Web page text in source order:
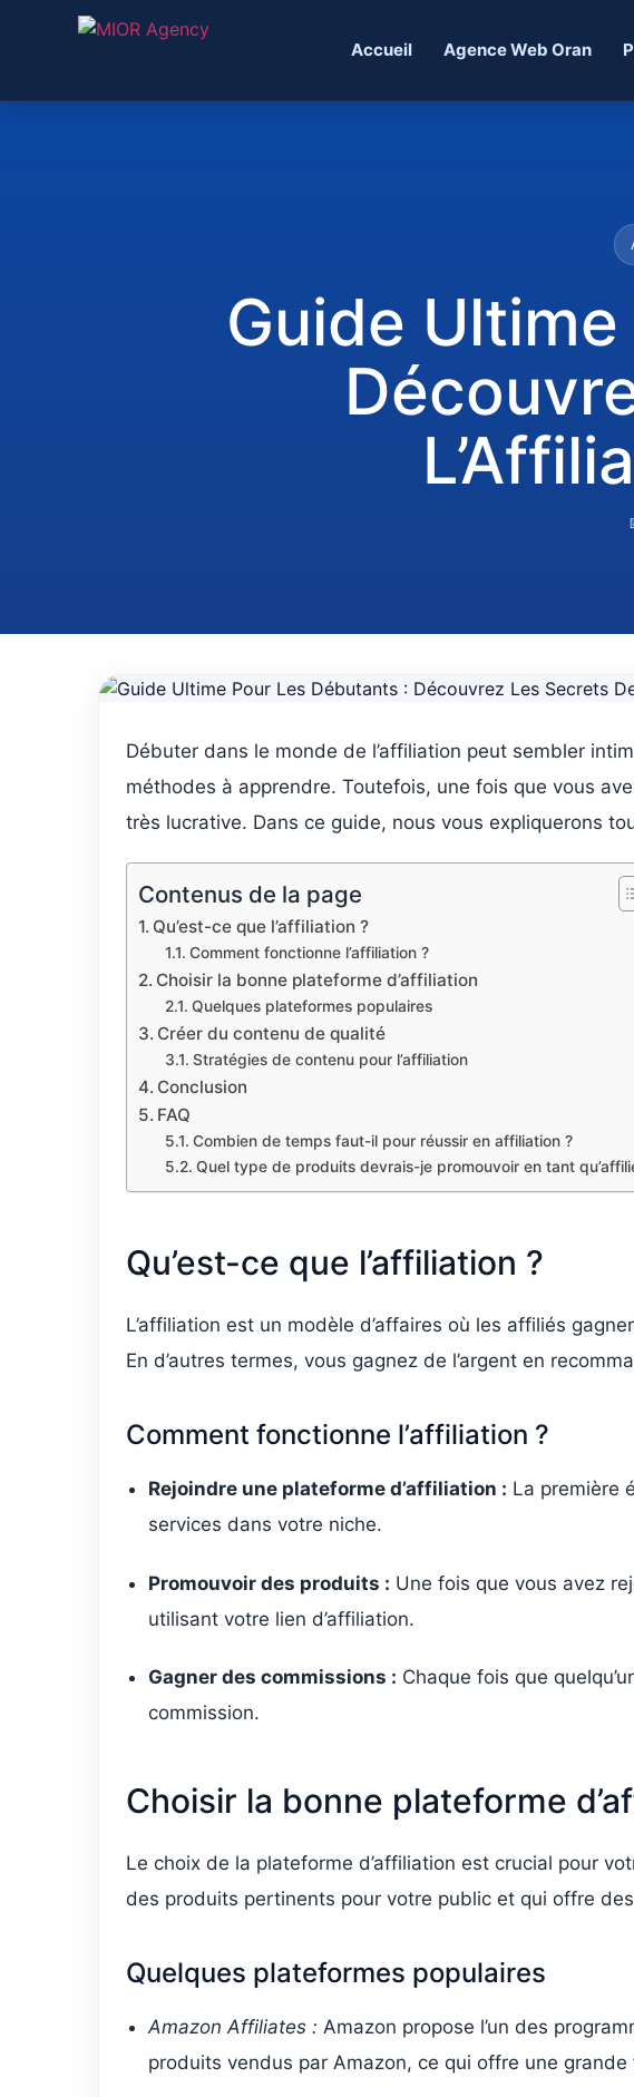
Accueil Agence Web Oran
Guide
Débuter dans le monde de l’affiliation peut sembler
méthodes à apprendre. Toutefois, une fois que vous
très lucrative. Dans ce guide, nous vous expliquerons
Contenus de la page
Qu’est-ce que l’affiliation ?
Comment fonctionne l’affiliation ?
Choisir la bonne plateforme d’affiliation
Quelques plateformes populaires
Créer du contenu de qualité
Stratégies de contenu pour l’affiliation
Conclusion
FAQ
Combien de temps faut-il pour réussir en affiliation ?
Quel type de produits devrais-je promouvoir en tant
Qu’est-ce que l’affiliation ?
L’affiliation est un modèle d’affaires où les affiliés
En d’autres termes, vous gagnez de l’argent en
Comment fonctionne l’affiliation ?
Rejoindre une plateforme d’affiliation : La première
services dans votre niche.
Promouvoir des produits : Une fois que vous avez
utilisant votre lien d’affiliation.
Gagner des commissions : Chaque fois que
commission.
Choisir la bonne plateforme
Le choix de la plateforme d’affiliation est crucial pour
des produits pertinents pour votre public et qui offre
Quelques plateformes populaires
Amazon Affiliates : Amazon propose l’un des
produits vendus par Amazon, ce qui offre une